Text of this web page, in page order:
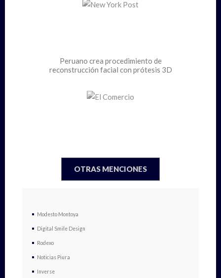
Peruano crea procedimiento de
reconstrucción facial con prótesis 3D
OTRAS MENCIONES
Modesto Montoya
Digital Smile Design
Rodexo
Noticias Piura
Inverse